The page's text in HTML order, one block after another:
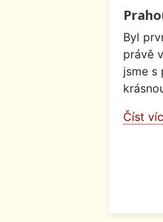
Byl
právě
jsme s
Číst